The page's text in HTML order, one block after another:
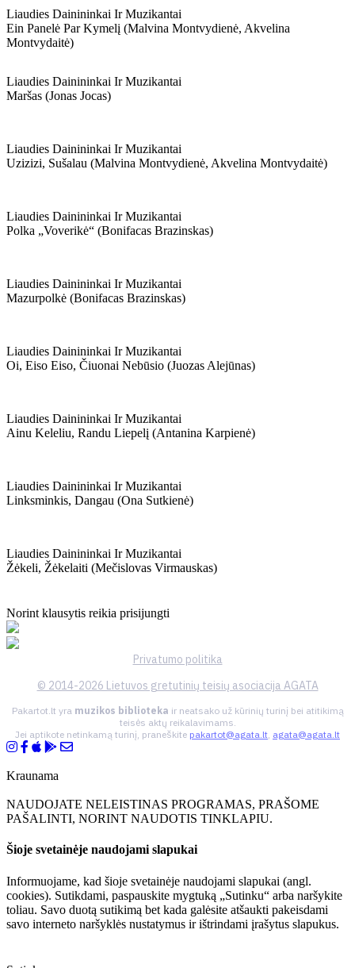
Liaudies Dainininkai Ir Muzikantai
Ein Panelė Par Kymelį (malvina Montvydienė, Akvelina
Montvydaitė)
Liaudies Dainininkai Ir Muzikantai
Maršas (jonas Jocas)
Liaudies Dainininkai Ir Muzikantai
Uzizizi, Sušalau (malvina Montvydienė, Akvelina Montvydaitė)
Liaudies Dainininkai Ir Muzikantai
Polka „voverikė“ (bonifacas Brazinskas)
Liaudies Dainininkai Ir Muzikantai
Mazurpolkė (bonifacas Brazinskas)
Liaudies Dainininkai Ir Muzikantai
Oi, Eiso Eiso, Čiuonai Nebūsio (juozas Alejūnas)
Liaudies Dainininkai Ir Muzikantai
Ainu Keleliu, Randu Liepelį (antanina Karpienė)
Liaudies Dainininkai Ir Muzikantai
Linksminkis, Dangau (ona Sutkienė)
Liaudies Dainininkai Ir Muzikantai
Žėkeli, Žėkelaiti (mečislovas Virmauskas)
Norint klausytis reikia prisijungti
Privatumo politika
© 2014-2026 Lietuvos gretutinių teisių asociacija AGATA
Pakartot.lt yra muzikos biblioteka ir neatsako už kūrinių turinį bei atitikimą
teisės aktų reikalavimams.
Jei aptikote netinkamą turinį, praneškite pakartot@agata.lt, agata@agata.lt
Kraunama
NAUDOJATE NELEISTINAS PROGRAMAS, PRAŠOME
PAŠALINTI, NORINT NAUDOTIS TINKLAPIU.
Šioje svetainėje naudojami slapukai
Informuojame, kad šioje svetainėje naudojami slapukai (angl.
cookies). Sutikdami, paspauskite mygtuką „Sutinku“ arba naršykite
toliau. Savo duotą sutikimą bet kada galėsite atšaukti pakeisdami
savo interneto naršyklės nustatymus ir ištrindami įrašytus slapukus.